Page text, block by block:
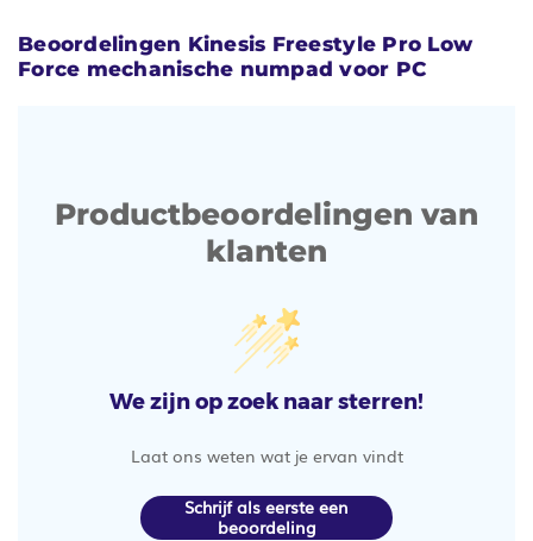
Beoordelingen Kinesis Freestyle Pro Low
Force mechanische numpad voor PC
Productbeoordelingen van
klanten
We zijn op zoek naar sterren!
Laat ons weten wat je ervan vindt
Schrijf als eerste een
beoordeling